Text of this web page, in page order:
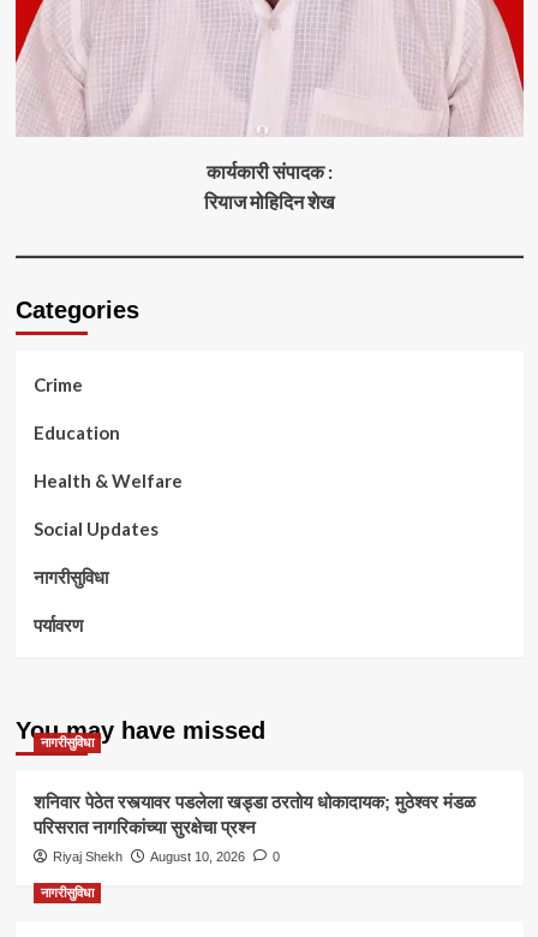
कार्यकारी संपादक :
रियाज मोहिदिन शेख
Categories
Crime
Education
Health & Welfare
Social Updates
नागरीसुविधा
पर्यावरण
You may have missed
नागरीसुविधा
शनिवार पेठेत रस्त्यावर पडलेला खड्डा ठरतोय धोकादायक; मुठेश्वर मंडळ
परिसरात नागरिकांच्या सुरक्षेचा प्रश्न
Riyaj Shekh August 10, 2026 0
नागरीसुविधा